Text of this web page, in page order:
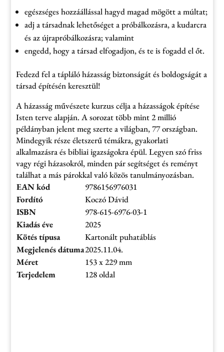
egészséges hozzáállással hagyd magad mögött a múltat;
adj a társadnak lehetőséget a próbálkozásra, a kudarcra
és az újrapróbálkozásra; valamint
engedd, hogy a társad elfogadjon, és te is fogadd el őt.
Fedezd fel a tápláló házasság biztonságát és boldogságát a
társad építésén keresztül!
A házasság művészete kurzus célja a házasságok építése
Isten terve alapján. A sorozat több mint 2 millió
példányban jelent meg szerte a világban, 77 országban.
Mindegyik része életszerű témákra, gyakorlati
alkalmazásra és bibliai igazságokra épül. Legyen szó friss
vagy régi házasokról, minden pár segítséget és reményt
találhat a más párokkal való közös tanulmányozásban.
EAN kód
9786156976031
Fordító
Koczó Dávid
ISBN
978-615-6976-03-1
Kiadás éve
2025
Kötés típusa
Kartonált puhatáblás
Megjelenés dátuma2025.11.04.
Méret
153 x 229 mm
Terjedelem
128 oldal